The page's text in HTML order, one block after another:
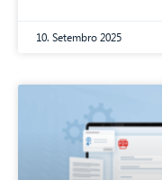
10. Setembro 2025